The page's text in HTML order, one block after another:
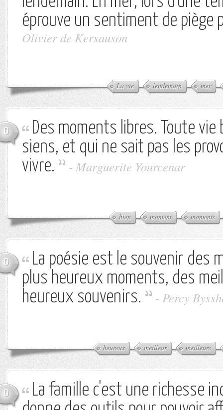
éprouve un sentiment de piège
Olivier de Kersauson
La vie lendemain mer
0
Des moments libres. Toute vie
siens, et qui ne sait pas les
vivre.
- Marguerite Yourcenar
bien moment moments
0
La poésie est le souvenir des
plus heureux moments, des
heureux souvenirs.
- Percy
heureux meilleur meilleurs
0
La famille c'est une richesse